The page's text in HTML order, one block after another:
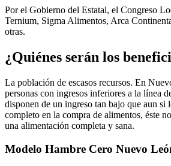
Por el Gobierno del Estatal, el Congreso
Ternium, Sigma Alimentos, Arca
otras.
¿Quiénes serán los
La población de escasos recursos. En
personas con ingresos inferiores a la línea
disponen de un ingreso tan bajo que aun si
completo en la compra de alimentos, éste
una alimentación completa y sana.
Modelo Hambre Cero Nuevo